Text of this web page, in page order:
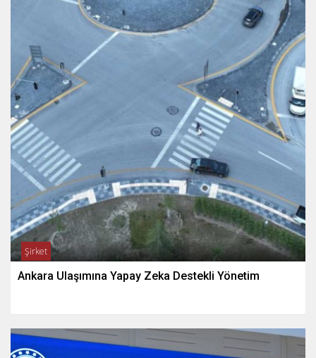
Şirket
Ankara Ulaşımına Yapay Zeka Destekli Yönetim